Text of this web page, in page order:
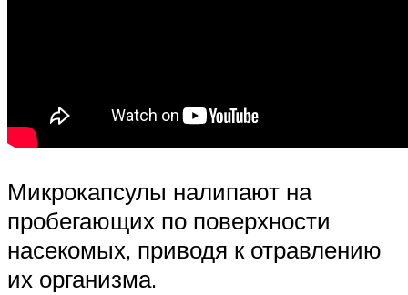
Микрокапсулы налипают на
пробегающих по поверхности
насекомых, приводя к отравлению
их организма.